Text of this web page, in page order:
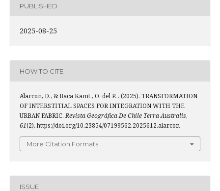
PUBLISHED
2025-08-25
HOW TO CITE
Alarcon, D., & Baca Kamt , O. del P. . (2025). TRANSFORMATION
OF INTERSTITIAL SPACES FOR INTEGRATION WITH THE
URBAN FABRIC.Revista Geográfica De Chile Terra Australis,
61(2). https://doi.org/10.23854/07199562.2025612.alarcon
More Citation Formats
ISSUE